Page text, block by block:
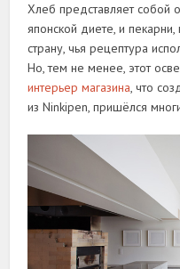
Хлеб представляет собой
японской диете, и пекарни,
страну, чья рецептура
Но, тем не менее, этот
интерьер магазина, что
из Ninkipen, пришёлся